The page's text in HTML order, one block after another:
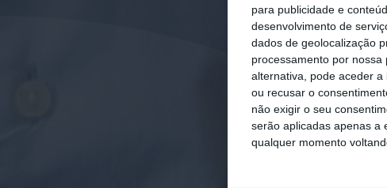
para publicidade e
desenvolvimento de
dados de geolocalização
processamento por
alternativa, pode aceder
ou recusar o
não exigir o seu
serão aplicadas apenas a
qualquer momento